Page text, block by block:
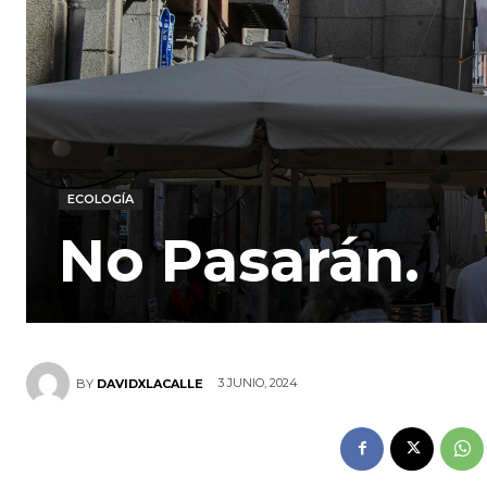
ECOLOGÍA
No Pasarán.
BY DAVIDXLACALLE 3 JUNIO, 2024